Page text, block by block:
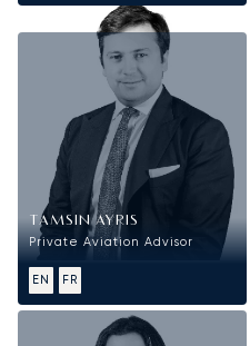
Équipe commerciale
TAMSIN AYRIS
Private Aviation Advisor
EN FR